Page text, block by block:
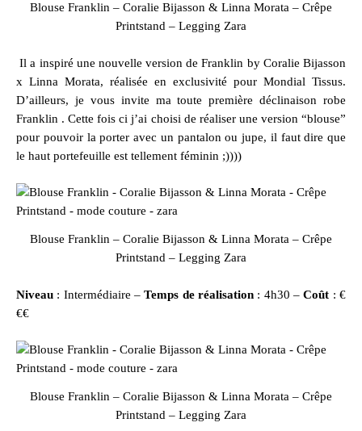
Blouse Franklin – Coralie Bijasson & Linna Morata – Crêpe
Printstand – Legging Zara
Il a inspiré une nouvelle version deFranklin by Coralie Bijasson
x Linna Morata, réalisée en exclusivité pour Mondial Tissus.
D’ailleurs, je vous invite ma toute première déclinaison robe
Franklin . Cette fois ci j’ai choisi de réaliser une version “blouse”
pour pouvoir la porter avec un pantalon ou jupe, il faut dire que
le haut portefeuille est tellement féminin ;))))
Blouse Franklin – Coralie Bijasson & Linna Morata – Crêpe
Printstand – Legging Zara
Niveau : Intermédiaire –Temps de réalisation : 4h30 –Coût : €
€€
Blouse Franklin – Coralie Bijasson & Linna Morata – Crêpe
Printstand – Legging Zara